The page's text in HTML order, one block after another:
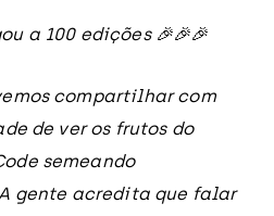
a 100 edições 🎉🎉🎉
compartilhar com
de ver os frutos do
semeando
gente acredita que falar